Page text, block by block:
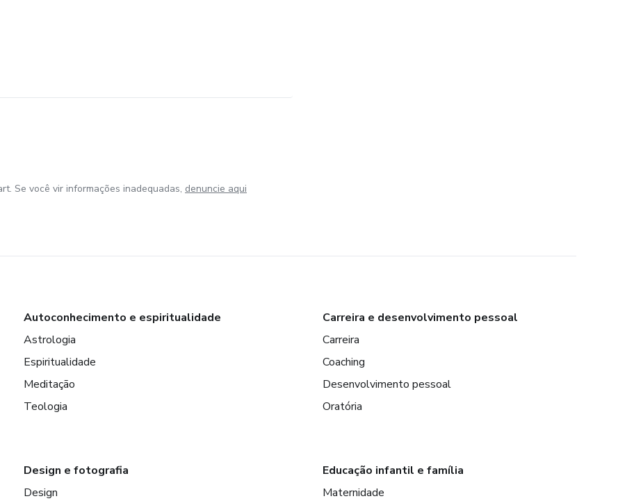
Se você vir informações inadequadas, denuncie aqui
Autoconhecimento e espiritualidade
Astrologia
Espiritualidade
Meditação
Teologia
Carreira e desenvolvimento pessoal
Carreira
Coaching
Desenvolvimento pessoal
Oratória
Design e fotografia
Design
Educação infantil e família
Maternidade